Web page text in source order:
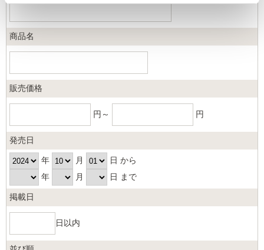
商品名
販売価格
円～ 円
発売日
年 月
日 から
年
月 日 まで
掲載日
日以内